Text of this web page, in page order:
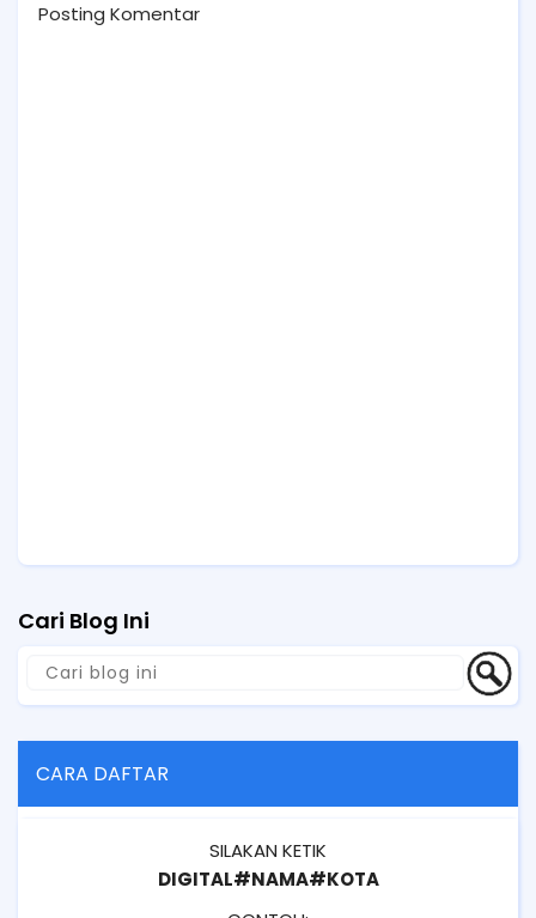
Posting Komentar
Cari Blog Ini
CARA DAFTAR
SILAKAN KETIK
DIGITAL#NAMA#KOTA